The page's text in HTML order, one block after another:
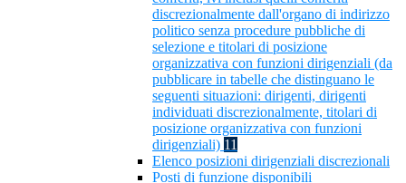
discrezionalmente dall'organo di indirizzo
politico senza procedure pubbliche di
selezione e titolari di posizione
organizzativa con funzioni dirigenziali (da
pubblicare in tabelle che distinguano le
seguenti situazioni: dirigenti, dirigenti
individuati discrezionalmente, titolari di
posizione organizzativa con funzioni
dirigenziali) 11
Elenco posizioni dirigenziali discrezionali
Posti di funzione disponibili